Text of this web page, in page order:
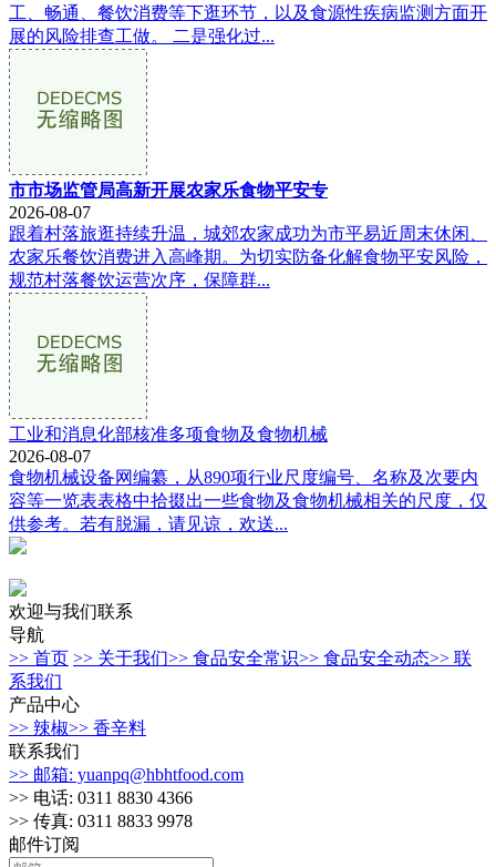
工、畅通、餐饮消费等下逛环节，以及食源性疾病监测方面开
展的风险排查工做。 二是强化过...
市市场监管局高新开展农家乐食物平安专
2026-08-07
跟着村落旅逛持续升温，城郊农家成功为市平易近周末休闲、
农家乐餐饮消费进入高峰期。为切实防备化解食物平安风险，
规范村落餐饮运营次序，保障群...
工业和消息化部核准多项食物及食物机械
2026-08-07
食物机械设备网编纂，从890项行业尺度编号、名称及次要内
容等一览表表格中拾掇出一些食物及食物机械相关的尺度，仅
供参考。若有脱漏，请见谅，欢送...
欢迎与我们联系
导航
>> 首页 >> 关于我们>> 食品安全常识>> 食品安全动态>> 联
系我们
产品中心
>> 辣椒>> 香辛料
联系我们
>> 邮箱: yuanpq@hbhtfood.com
>> 电话: 0311 8830 4366
>> 传真: 0311 8833 9978
邮件订阅